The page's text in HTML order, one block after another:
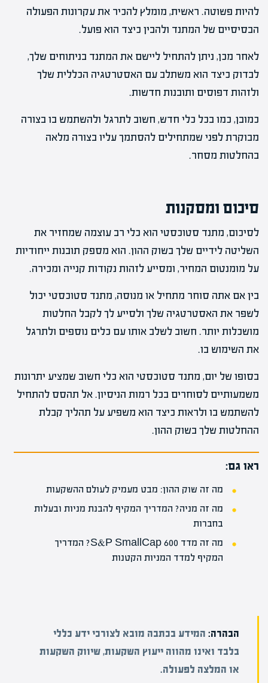
להיות פשוטה. ראשית, מומלץ להכיר את עקרונות הפעולה
הבסיסיים של המתנד ולהבין כיצד הוא פועל.
לאחר מכן, ניתן להתחיל ליישם את המתנד בניתוחים שלך,
לבדוק כיצד הוא משתלב עם האסטרטגיה הכללית שלך
ולזהות דפוסים ותובנות חדשות.
כמובן, כמו בכל כלי חדש, חשוב לתרגל ולהשתמש בו בצורה
מבוקרת לפני שמתחילים להסתמך עליו בצורה מלאה
בהחלטות מסחר.
סיכום ומסקנות
לסיכום, מתנד סטוכסטי הוא כלי רב עוצמה שמחזיר את
השליטה לידיים שלך בשוק ההון. הוא מספק תובנות ייחודיות
על מומנטום המחיר, ומסייע לזהות נקודות קנייה ומכירה.
בין אם אתה סוחר מתחיל או מנוסה, מתנד סטוכסטי יכול
לשפר את האסטרטגיה שלך ולסייע לך לקבל החלטות
מושכלות יותר. חשוב לשלב אותו עם כלים נוספים ולתרגל
את השימוש בו.
בסופו של יום, מתנד סטוכסטי הוא כלי חשוב שמציע יתרונות
משמעותיים לסוחרים בכל רמות הניסיון. אל תהסס להתחיל
להשתמש בו ולראות כיצד הוא משפיע על תהליך קבלת
ההחלטות שלך בשוק ההון.
ראו גם:
מה זה שוק ההון: מבט מעמיק לעולם ההשקעות
מה זה מניה? המדריך המקיף להבנת מניות ובעלות
בחברות
מה זה מדד S&P SmallCap 600? המדריך
המקיף למדד המניות הקטנות
הבהרה: המידע בכתבה מובא לצורכי ידע כללי
בלבד ואינו מהווה ייעוץ השקעות, שיווק השקעות
או המלצה לפעולה.